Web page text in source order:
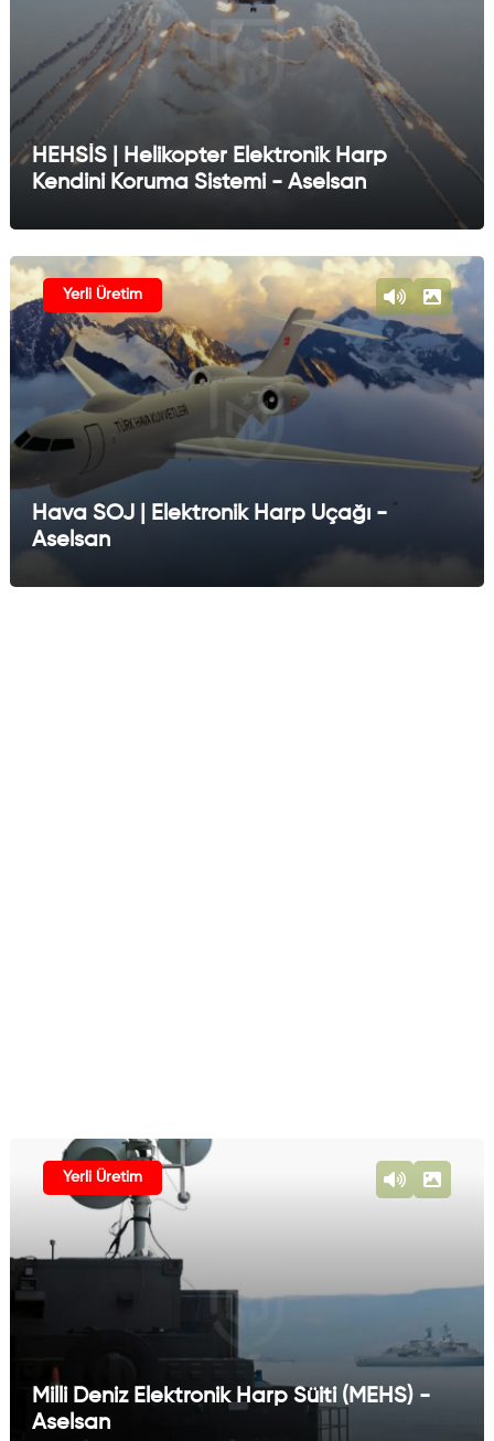
HEHSİS | Helikopter Elektronik Harp
Kendini Koruma Sistemi - Aselsan
Yerli Üretim
Hava SOJ | Elektronik Harp Uçağı -
Aselsan
Yerli Üretim
Milli Deniz Elektronik Harp Süiti (MEHS) -
Aselsan